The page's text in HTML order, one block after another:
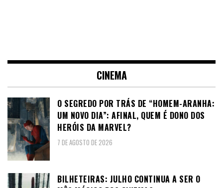
CINEMA
O SEGREDO POR TRÁS DE “HOMEM-ARANHA:
UM NOVO DIA”: AFINAL, QUEM É DONO DOS
HERÓIS DA MARVEL?
7 DE AGOSTO DE 2026
BILHETEIRAS: JULHO CONTINUA A SER O